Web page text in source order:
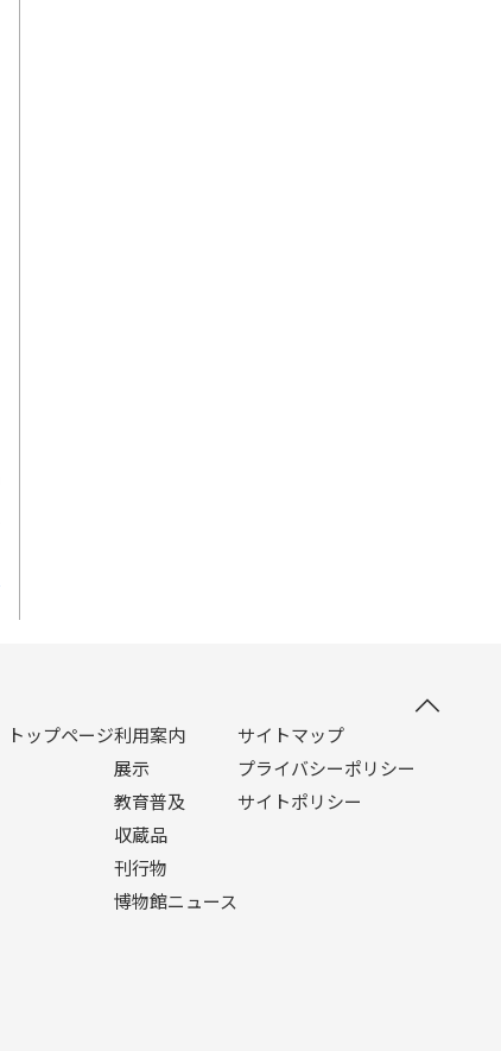
トップページ利用案内
展示
教育普及
収蔵品
刊行物
博物館ニュース
サイトマップ
プライバシーポリシー
サイトポリシー